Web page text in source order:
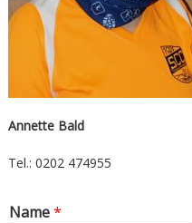
Annette Bald
Tel.: 0202 474955
Name*